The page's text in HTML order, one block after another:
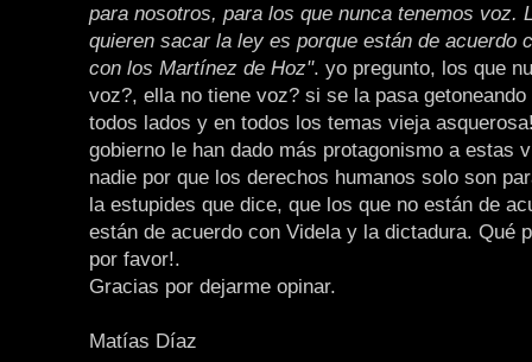
para nosotros, para los que nunca tenemos voz.
quieren sacar la ley es porque están de acuerdo
con los Martínez de Hoz". yo pregunto, los que
voz?, ella no tiene voz? si se la pasa
todos lados y en todos los temas vieja
gobierno le han dado más protagonismo a estas
nadie por que los derechos humanos solo son
la estupides que dice, que los que no están de
están de acuerdo con Videla y la dictadura. Qué
por favor!.
Gracias por dejarme opinar.
Matías Díaz